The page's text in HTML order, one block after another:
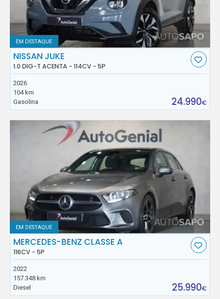
EM DESTAQUE
NISSAN JUKE
1.0 DIG-T ACENTA - 114CV - 5P
2026
104 km
Gasolina
24.990€
EM DESTAQUE
MERCEDES-BENZ CLASSE A
116CV - 5P
2022
157.348 km
Diesel
25.990€